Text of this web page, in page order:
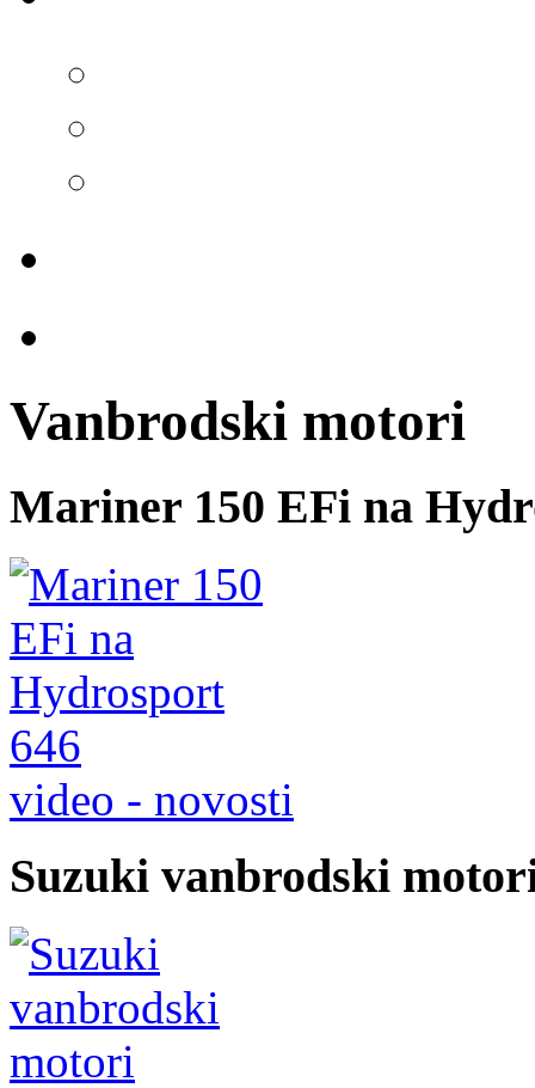
Vanbrodski motori
Mariner 150 EFi na
video - novosti
Suzuki vanbrodski